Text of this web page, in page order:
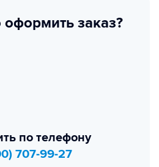
заказ?
по телефону
707-99-27